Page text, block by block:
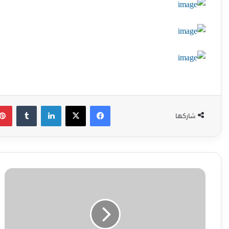
شاركها
فيسبوك‫X لينكدإن
الكذب